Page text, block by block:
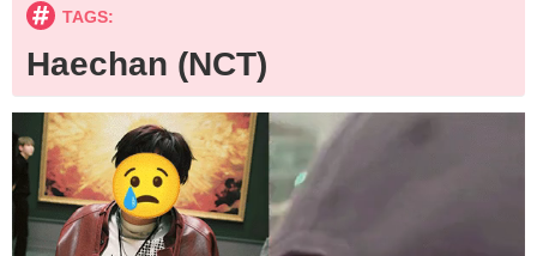
TAGS:
Haechan (NCT)